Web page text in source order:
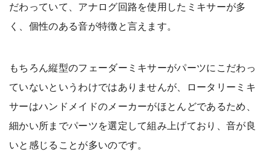
だわっていて、アナログ回路を使用したミキサーが多
く、個性のある音が特徴と言えます。
もちろん縦型のフェーダーミキサーがパーツにこだわっ
ていないというわけではありませんが、ロータリーミキ
サーはハンドメイドのメーカーがほとんどであるため、
細かい所までパーツを選定して組み上げており、音が良
いと感じることが多いのです。